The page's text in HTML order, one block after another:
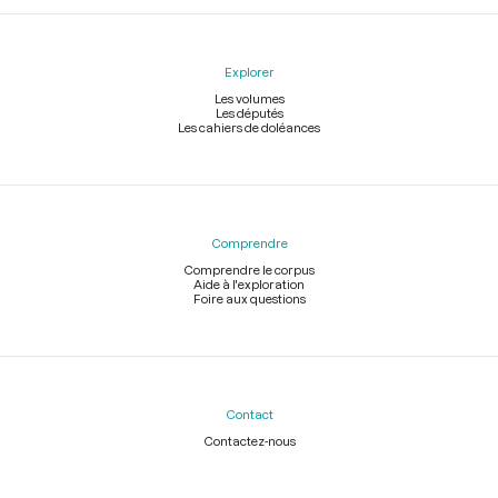
Explorer
Les volumes
Les députés
Les cahiers de doléances
Comprendre
Comprendre le corpus
Aide à l'exploration
Foire aux questions
Contact
Contactez-nous